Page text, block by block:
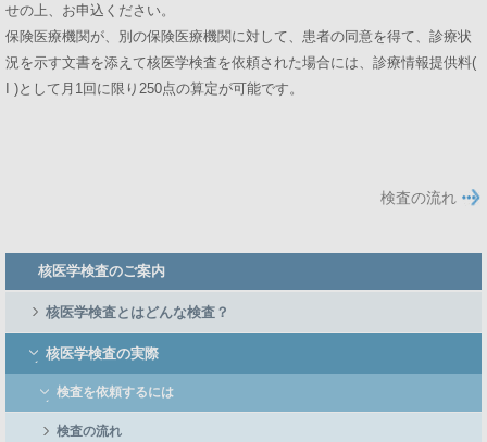
せの上、お申込ください。
保険医療機関が、別の保険医療機関に対して、患者の同意を得て、診療状
況を示す文書を添えて核医学検査を依頼された場合には、診療情報提供料(
I )として月1回に限り250点の算定が可能です。
検査の流れ
Member
Side
核医学検査のご案内
核医学検査とはどんな検査？
核医学検査の実際
検査を依頼するには
検査の流れ